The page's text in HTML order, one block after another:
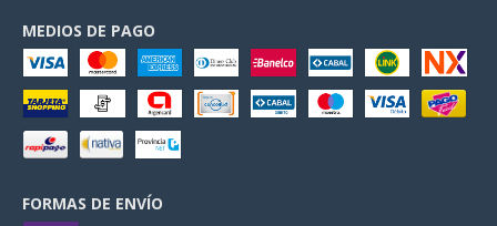
MEDIOS DE PAGO
FORMAS DE ENVÍO